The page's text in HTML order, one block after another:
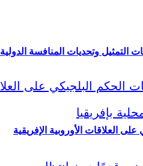
التمثيل وتحديات المنافسة الدولية
العلاقات الأوروبية الإفريقية